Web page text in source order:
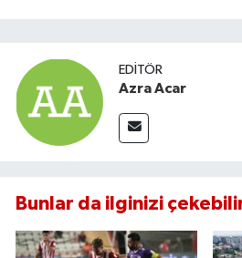
EDITÖR
Azra Acar
Bunlar da ilginizi